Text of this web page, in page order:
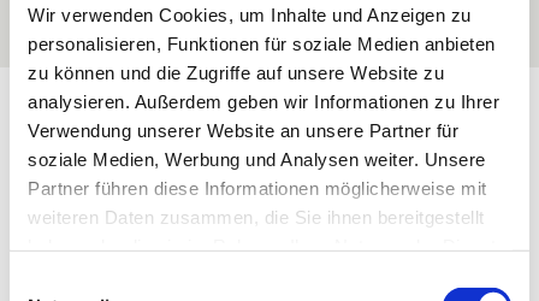
Wir verwenden Cookies, um Inhalte und Anzeigen zu
personalisieren, Funktionen für soziale Medien anbieten
zu können und die Zugriffe auf unsere Website zu
analysieren. Außerdem geben wir Informationen zu Ihrer
Verwendung unserer Website an unsere Partner für
soziale Medien, Werbung und Analysen weiter. Unsere
Partner führen diese Informationen möglicherweise mit
weiteren Daten zusammen, die Sie ihnen bereitgestellt
HORL 1993 GmbH
UAV-Vermessung